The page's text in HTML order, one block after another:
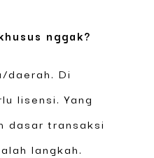
nggak?
daerah. Di
lisensi. Yang
dasar transaksi
langkah.